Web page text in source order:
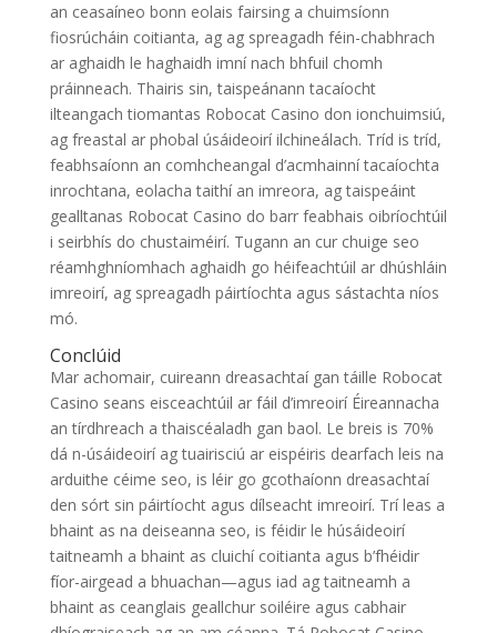
an ceasaíneo bonn eolais fairsing a chuimsíonn
fiosrúcháin coitianta, ag ag spreagadh féin-chabhrach
ar aghaidh le haghaidh imní nach bhfuil chomh
práinneach. Thairis sin, taispeánann tacaíocht
ilteangach tiomantas Robocat Casino don ionchuimsiú,
ag freastal ar phobal úsáideoirí ilchineálach. Tríd is tríd,
feabhsaíonn an comhcheangal d’acmhainní tacaíochta
inrochtana, eolacha taithí an imreora, ag taispeáint
gealltanas Robocat Casino do barr feabhais oibríochtúil
i seirbhís do chustaiméirí. Tugann an cur chuige seo
réamhghníomhach aghaidh go héifeachtúil ar dhúshláin
imreoirí, ag spreagadh páirtíochta agus sástachta níos
mó.
Conclúid
Mar achomair, cuireann dreasachtaí gan táille Robocat
Casino seans eisceachtúil ar fáil d’imreoirí Éireannacha
an tírdhreach a thaiscéaladh gan baol. Le breis is 70%
dá n-úsáideoirí ag tuairisciú ar eispéiris dearfach leis na
arduithe céime seo, is léir go gcothaíonn dreasachtaí
den sórt sin páirtíocht agus dílseacht imreoirí. Trí leas a
bhaint as na deiseanna seo, is féidir le húsáideoirí
taitneamh a bhaint as cluichí coitianta agus b’fhéidir
fíor-airgead a bhuachan—agus iad ag taitneamh a
bhaint as ceanglais geallchur soiléire agus cabhair